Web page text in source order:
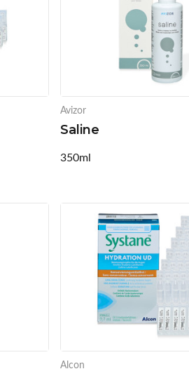
Avizor
Saline
350ml
Alcon